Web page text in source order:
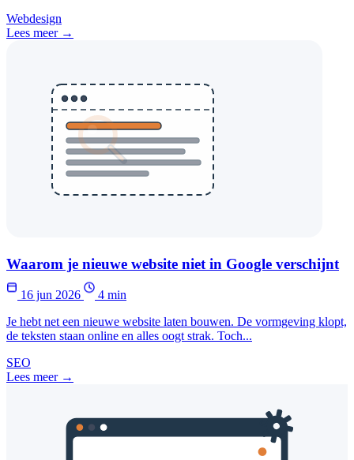
Webdesign
Lees meer →
Waarom je nieuwe website niet in Google verschijnt
16 jun 2026
4 min
Je hebt net een nieuwe website laten bouwen. De vormgeving klopt,
de teksten staan online en alles oogt strak. Toch...
SEO
Lees meer →